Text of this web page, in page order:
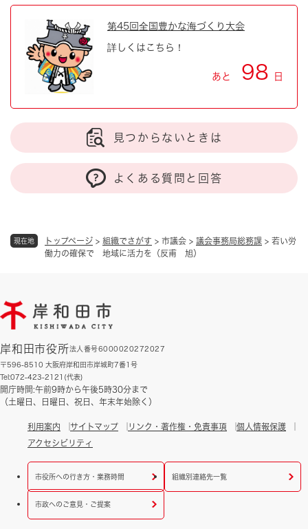
現在地 トップページ > 組織でさがす > 市議会 > 議会事務局総務課 > 若い労
働力の確保で 地域に活力を（反甫 旭）
第45回全国豊かな海づくり大会
詳しくはこちら！
あと 98 日
見つからないときは
よくある質問と回答
岸和田市役所法人番号6000020272027
〒596-8510 大阪府岸和田市岸城町7番1号
Tel:072-423-2121(代表)
開庁時間:午前9時から午後5時30分まで
（土曜日、日曜日、祝日、年末年始除く）
利用案内 サイトマップ リンク・著作権・免責事項
個人情報保護
アクセシビリティ
市役所への行き方・業務時間 組織別連絡先一覧
市政へのご意見・ご提案